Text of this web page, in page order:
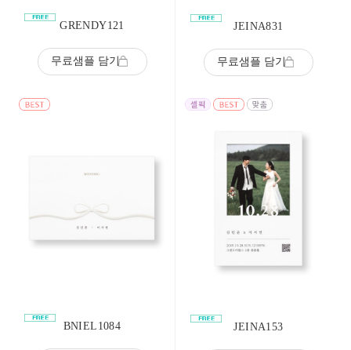
GRENDY121
무료샘플 담기
JEINA831
무료샘플 담기
BNIEL1084 JEINA153